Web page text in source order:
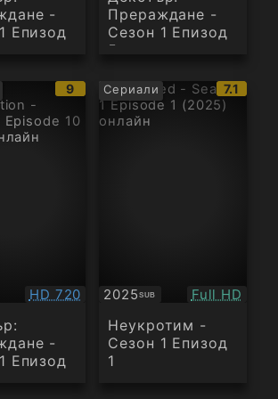
-
Епизод
Прераждане -
Сезон 1 Епизод
5
IMDb
рейтинг:
9
Качество:
HD 720
-
Епизод
Сериали
IMDb
7.1
2025SUB
Субтитри Качество:
Full HD
Неукротим -
Сезон 1 Епизод
1